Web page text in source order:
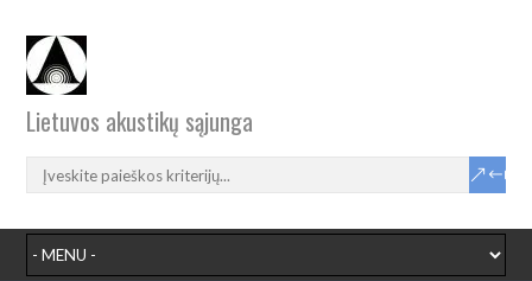
Lietuvos akustikų sąjunga